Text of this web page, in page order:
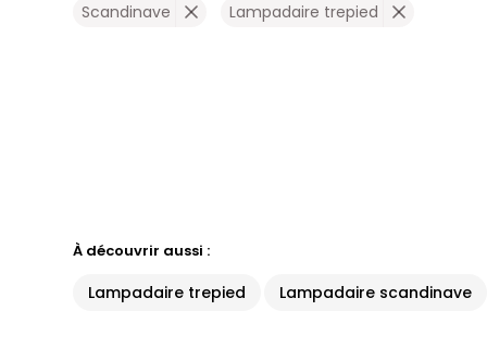
Scandinave Lampadaire trepied
À découvrir aussi :
Lampadaire trepied Lampadaire scandinave